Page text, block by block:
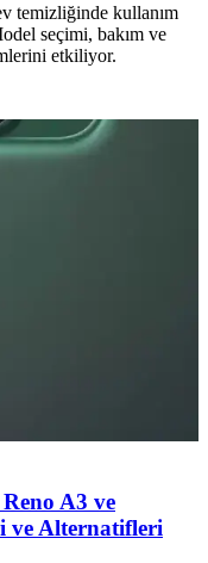
temizliğinde kullanım
seçimi, bakım ve
etkiliyor.
A3 ve
ve Alternatifleri